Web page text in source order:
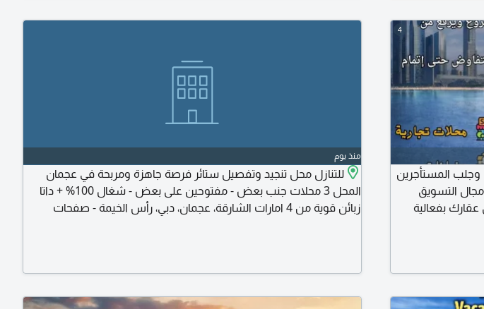
4
المستأجرين
التسويق
بفعالية
منذ يوم
للتنازل محل تنجيد وتفصيل ستائر فرصة جاهزة ومربحة في عجمان
المحل 3 محلات جنب بعض - مفتوحين على بعض - شغال 100% + داتا
زبائن قوية من 4 امارات الشارقة، عجمان، دبي، رأس الخيمة - صفحات
عجمان نعمية 2